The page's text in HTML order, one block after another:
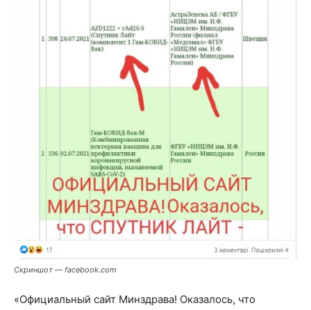
Скриншот — facebook.com
«Официальный сайт Минздрава! Оказалось, что